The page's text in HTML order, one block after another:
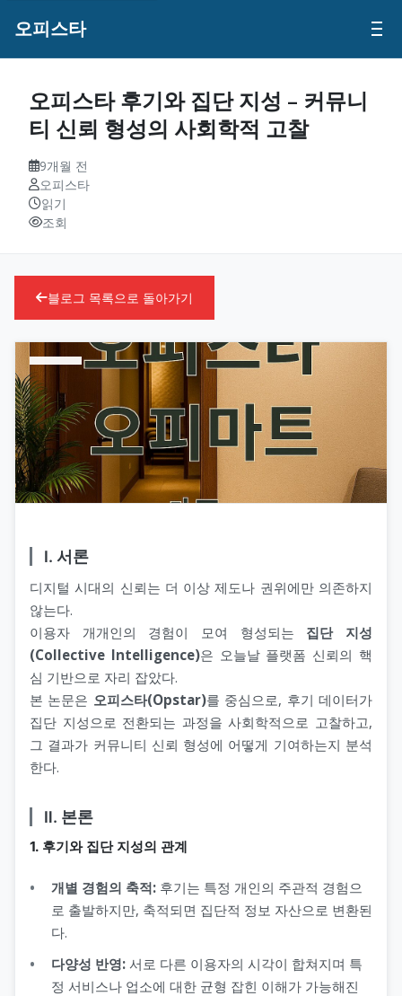
오피스타
오피스타 후기와 집단 지성 – 커뮤니
티 신뢰 형성의 사회학적 고찰
9개월 전
오피스타
읽기
조회
블로그 목록으로 돌아가기
Ⅰ. 서론
디지털 시대의 신뢰는 더 이상 제도나 권위에만 의존하지
않는다.
이용자 개개인의 경험이 모여 형성되는 집단 지성
(Collective Intelligence)은 오늘날 플랫폼 신뢰의 핵
심 기반으로 자리 잡았다.
본 논문은 오피스타(Opstar)를 중심으로, 후기 데이터가
집단 지성으로 전환되는 과정을 사회학적으로 고찰하고,
그 결과가 커뮤니티 신뢰 형성에 어떻게 기여하는지 분석
한다.
Ⅱ. 본론
1. 후기와 집단 지성의 관계
개별 경험의 축적: 후기는 특정 개인의 주관적 경험으
로 출발하지만, 축적되면 집단적 정보 자산으로 변환된
다.
다양성 반영: 서로 다른 이용자의 시각이 합쳐지며 특
정 서비스나 업소에 대한 균형 잡힌 이해가 가능해진